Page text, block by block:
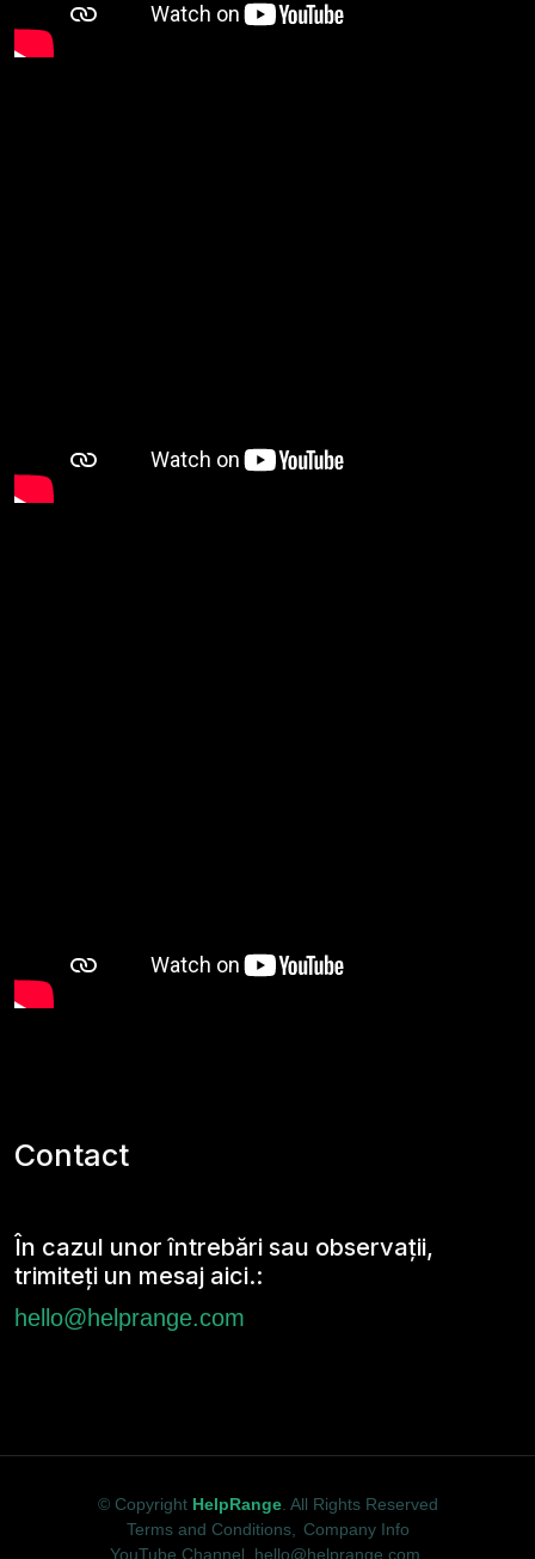
Contact
În cazul unor întrebări sau observații,
trimiteți un mesaj aici.:
hello@helprange.com
© Copyright HelpRange. All Rights Reserved
Terms and Conditions,
Company Info
YouTube Channel
hello@helprange.com